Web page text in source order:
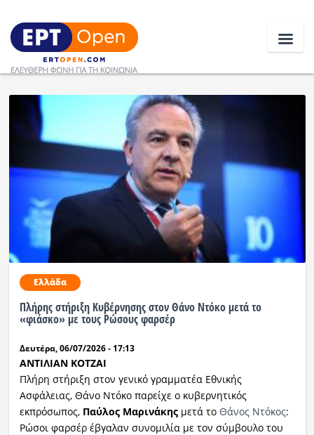
Ειδήσεις
Ελλάδα
Κοινωνία
Αθλητικά
Κόσμος
Ραδιόφωνο LIVE
Εκπομπές
Ελλάδα
Πλήρης στήριξη Κυβέρνησης στον Θάνο Ντόκο μετά το
«φιάσκο» με τους Ρώσους φαρσέρ
Δευτέρα, 06/07/2026 - 17:13
ΑΝΤΙΛΙΑΝ ΚΟΤΖΑΙ
Πλήρη στήριξη στον γενικό γραµµατέα Εθνικής
Ασφάλειας, Θάνο Ντόκο παρείχε ο κυβερνητικός
εκπρόσωπος, Παύλος Μαρινάκηςμετά το Θάνος Ντόκος:
Ρώσοι φαρσέρ έβγαλαν συνομιλία με τον σύμβουλο του